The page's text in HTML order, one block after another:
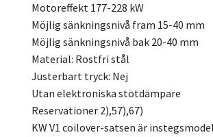
Motoreffekt 177-228 kW
Möjlig sänkningsnivå fram 15-40 mm
Möjlig sänkningsnivå bak 20-40 mm
Material: Rostfri stål
Justerbart tryck: Nej
Utan elektroniska stötdämpare
Reservationer 2),57),67)
KW V1 coilover-satsen är